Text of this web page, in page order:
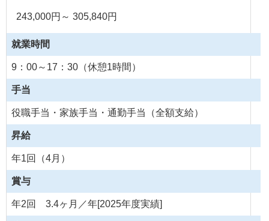
243,000円～ 305,840円
就業時間
9：00～17：30（休憩1時間）
手当
役職手当・家族手当・通勤手当（全額支給）
昇給
年1回（4月）
賞与
年2回 3.4ヶ月／年[2025年度実績]